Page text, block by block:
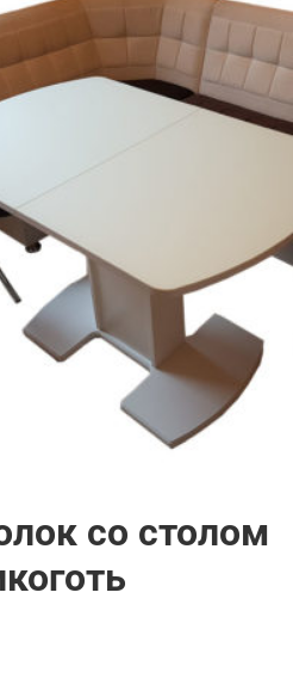
со столом